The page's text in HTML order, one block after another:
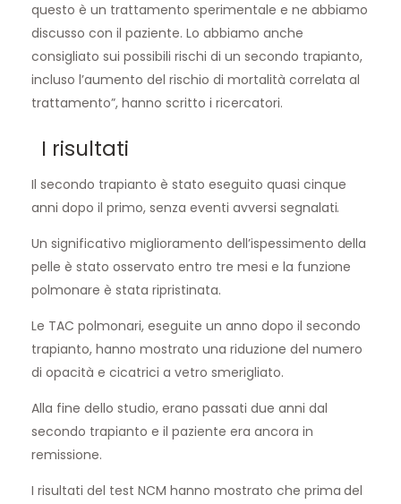
questo è un trattamento sperimentale e ne abbiamo
discusso con il paziente. Lo abbiamo anche
consigliato sui possibili rischi di un secondo trapianto,
incluso l’aumento del rischio di mortalità correlata al
trattamento”, hanno scritto i ricercatori.
I risultati
Il secondo trapianto è stato eseguito quasi cinque
anni dopo il primo, senza eventi avversi segnalati.
Un significativo miglioramento dell’ispessimento della
pelle è stato osservato entro tre mesi e la funzione
polmonare è stata ripristinata.
Le TAC polmonari, eseguite un anno dopo il secondo
trapianto, hanno mostrato una riduzione del numero
di opacità e cicatrici a vetro smerigliato.
Alla fine dello studio, erano passati due anni dal
secondo trapianto e il paziente era ancora in
remissione.
I risultati del test NCM hanno mostrato che prima del